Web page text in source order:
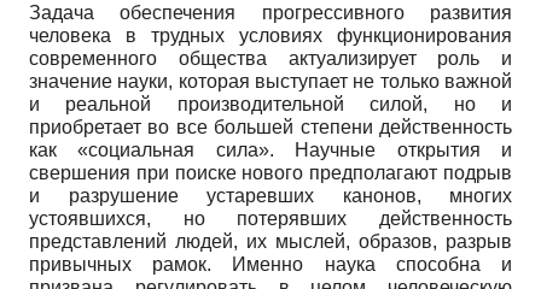
Задача обеспечения прогрессивного развития
человека в трудных условиях функционирования
современного общества актуализирует роль и
значение науки, которая выступает не только важной
и реальной производительной силой, но и
приобретает во все большей степени действенность
как «социальная сила». Научные открытия и
свершения при поиске нового предполагают подрыв
и разрушение устаревших канонов, многих
устоявшихся, но потерявших действенность
представлений людей, их мыслей, образов, разрыв
привычных рамок. Именно наука способна и